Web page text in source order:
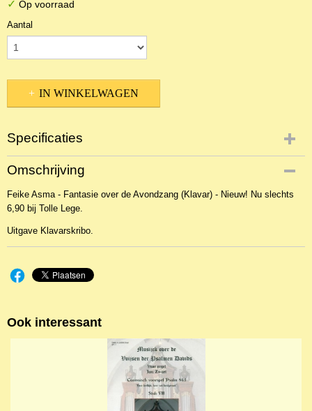
✓ Op voorraad
Aantal
IN WINKELWAGEN
Specificaties
Productcode
NBLKOr-1733
EAN code
KL 13959
Omschrijving
Feike Asma - Fantasie over de Avondzang (Klavar) - Nieuw! Nu slechts
6,90 bij Tolle Lege.
Uitgave Klavarskribo.
Ook interessant